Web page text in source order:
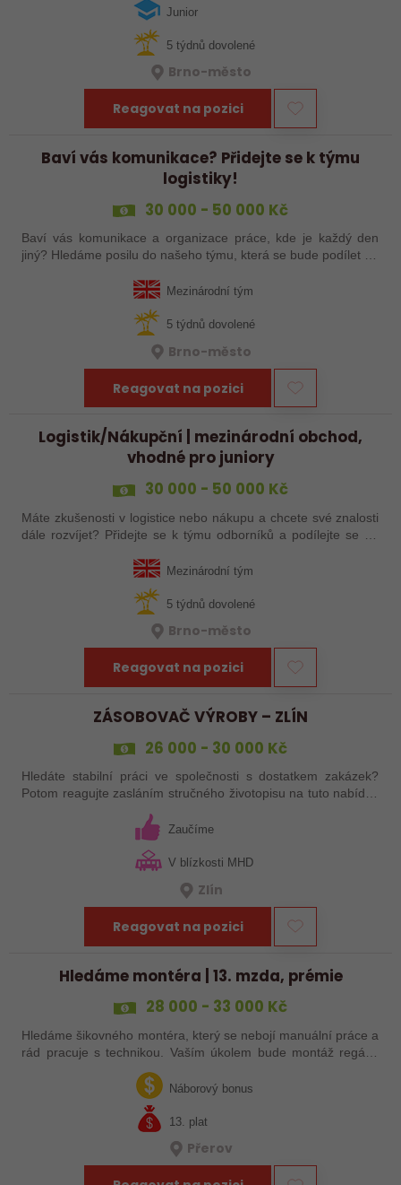
Junior
5 týdnů dovolené
Brno-město
Reagovat na pozici
Baví vás komunikace? Přidejte se k týmu
logistiky!
30 000 - 50 000 Kč
Baví vás komunikace a organizace práce, kde je každý den
jiný? Hledáme posilu do našeho týmu, která se bude podílet na
zahraničními dodavateli a…Mezinárodní tým
5 týdnů dovolené
Brno-město
Reagovat na pozici
Logistik/Nákupční | mezinárodní obchod,
vhodné pro juniory
30 000 - 50 000 Kč
Máte zkušenosti v logistice nebo nákupu a chcete své znalosti
dále rozvíjet? Přidejte se k týmu odborníků a podílejte se na
Mezinárodní tým
5 týdnů dovolené
Brno-město
Reagovat na pozici
ZÁSOBOVAČ VÝROBY – ZLÍN
26 000 - 30 000 Kč
Hledáte stabilní práci ve společnosti s dostatkem zakázek?
Potom reagujte zasláním stručného životopisu na tuto nabídku
Zaučíme
V blízkosti MHD
Zlín
Reagovat na pozici
Hledáme montéra | 13. mzda, prémie
28 000 - 33 000 Kč
Hledáme šikovného montéra, který se nebojí manuální práce a
rád pracuje s technikou. Vaším úkolem bude montáž regálů,
dopravníků a autonomních vozíků (VZV) podle výkresů.
Nabízíme stabilní práci u…Náborový bonus
13. plat
Přerov